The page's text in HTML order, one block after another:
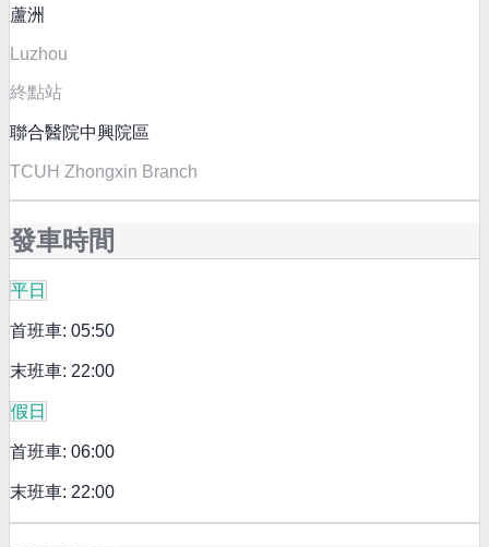
蘆洲
Luzhou
終點站
聯合醫院中興院區
TCUH Zhongxin Branch
發車時間
平日
首班車: 05:50
末班車: 22:00
假日
首班車: 06:00
末班車: 22:00